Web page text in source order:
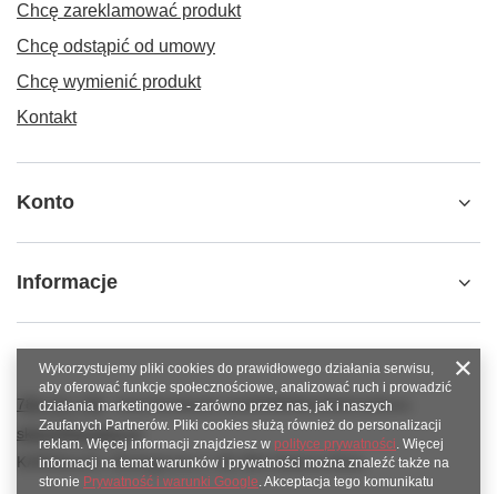
Chcę zareklamować produkt
Chcę odstąpić od umowy
Chcę wymienić produkt
Kontakt
Konto
Informacje
789 221 795 www.facebook.com/KAROlineZielonaGora
sklep@karoline.pl
KAROline24,Ekologiczna 2,65-364Zielona Góra
Wykorzystujemy pliki cookies do prawidłowego działania serwisu,
aby oferować funkcje społecznościowe, analizować ruch i prowadzić
działania marketingowe - zarówno przez nas, jak i naszych
Zaufanych Partnerów. Pliki cookies służą również do personalizacji
reklam. Więcej informacji znajdziesz w polityce prywatności. Więcej
informacji na temat warunków i prywatności można znaleźć także na
stronie Prywatność i warunki Google. Akceptacja tego komunikatu